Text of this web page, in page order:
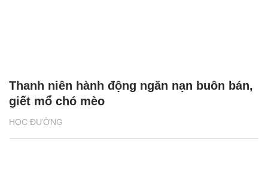
HỌC ĐƯỜNG
Thanh niên hành động ngăn nạn buôn bán,
giết mổ chó mèo